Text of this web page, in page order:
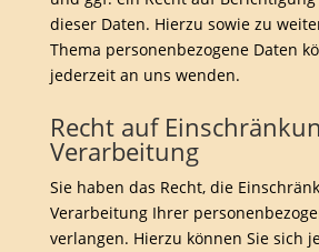
dieser Daten. Hierzu sowie zu
Thema personenbezogene Daten
jederzeit an uns wenden.
Recht auf
Verarbeitung
Sie haben das Recht, die
Verarbeitung Ihrer
verlangen. Hierzu können Sie sich